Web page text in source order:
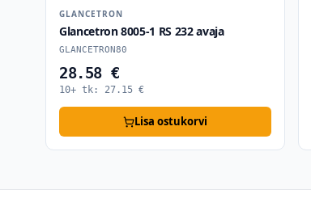
GLANCETRON
Glancetron 8005-1 RS 232 avaja
GLANCETRON80
28.58 €
10+ tk: 27.15 €
Lisa ostukorvi